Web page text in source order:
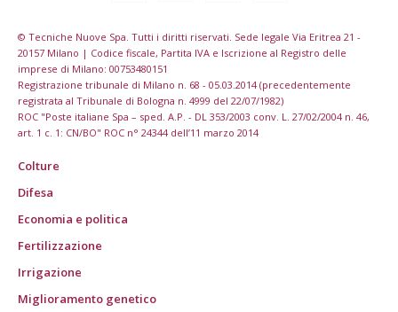
© Tecniche Nuove Spa. Tutti i diritti riservati. Sede legale Via Eritrea 21 -
20157 Milano | Codice fiscale, Partita IVA e Iscrizione al Registro delle
imprese di Milano: 00753480151
Registrazione tribunale di Milano n. 68 - 05.03.2014 (precedentemente
registrata al Tribunale di Bologna n. 4999 del 22/07/1982)
ROC "Poste italiane Spa – sped. A.P. - DL 353/2003 conv. L. 27/02/2004 n. 46,
art. 1 c. 1: CN/BO" ROC n° 24344 dell’11 marzo 2014
Colture
Difesa
Economia e politica
Fertilizzazione
Irrigazione
Miglioramento genetico